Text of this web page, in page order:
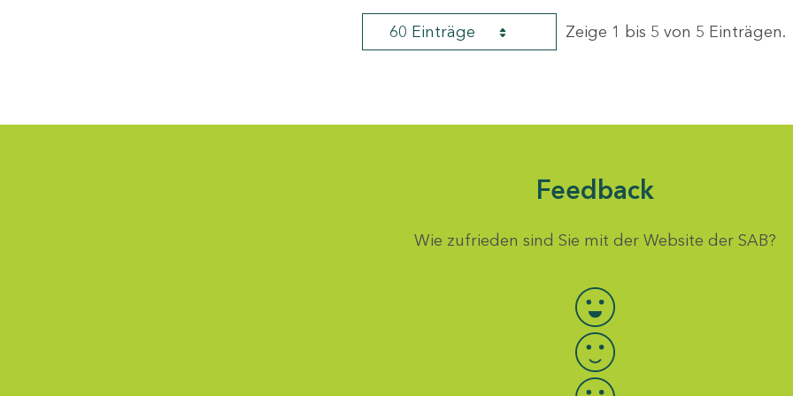
60 Einträge Zeige 1 bis 5 von 5 Einträgen.
Feedback
Wie zufrieden sind Sie mit der Website der SAB?
Bewertung auswählen